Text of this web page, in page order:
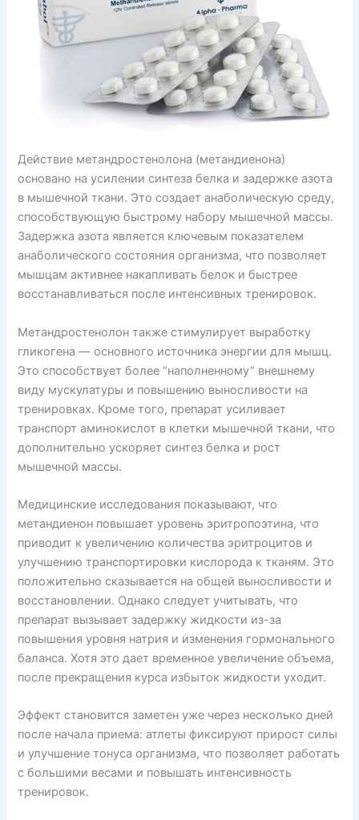
Действие метандростенолона (метандиенона)
основано на усилении синтеза белка и задержке азота
в мышечной ткани. Это создает анаболическую среду,
способствующую быстрому набору мышечной массы.
Задержка азота является ключевым показателем
анаболического состояния организма, что позволяет
мышцам активнее накапливать белок и быстрее
восстанавливаться после интенсивных тренировок.
Метандростенолон также стимулирует выработку
гликогена — основного источника энергии для мышц.
Это способствует более “наполненному” внешнему
виду мускулатуры и повышению выносливости на
тренировках. Кроме того, препарат усиливает
транспорт аминокислот в клетки мышечной ткани, что
дополнительно ускоряет синтез белка и рост
мышечной массы.
Медицинские исследования показывают, что
метандиенон повышает уровень эритропоэтина, что
приводит к увеличению количества эритроцитов и
улучшению транспортировки кислорода к тканям. Это
положительно сказывается на общей выносливости и
восстановлении. Однако следует учитывать, что
препарат вызывает задержку жидкости из-за
повышения уровня натрия и изменения гормонального
баланса. Хотя это дает временное увеличение объема,
после прекращения курса избыток жидкости уходит.
Эффект становится заметен уже через несколько дней
после начала приема: атлеты фиксируют прирост силы
и улучшение тонуса организма, что позволяет работать
с большими весами и повышать интенсивность
тренировок.